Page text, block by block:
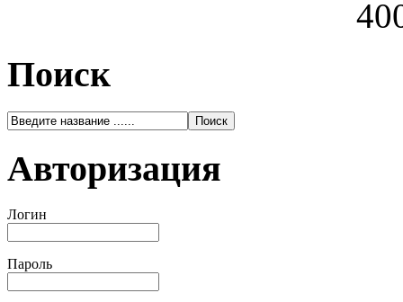
Поиск
Авторизация
Логин
Пароль